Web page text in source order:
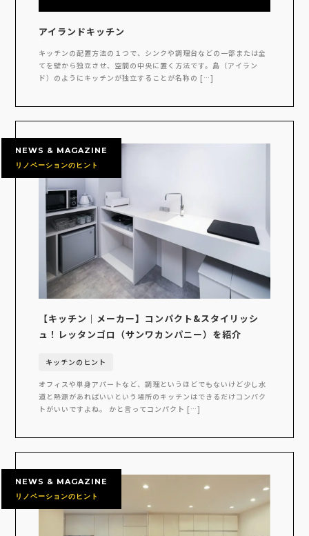
アイランドキッチン
キッチンの配置方法の１つで、シンクや調理台などの一部または全
てを壁から独立させ、空間の中央に置く方法です。島（アイラン
ド）のようにキッチンが独立することが名称の […]
NEWS & MAGAZINE
リノベーションのヒント
【キッチン｜メーカー】コンパクト&スタイリッシ
ュ！レッタンゴロ（サンワカンパニー）を紹介
キッチンのヒント
オフィスや単身アパートなど、調理というほどでもないけど少し水
道と熱源があればいいという場所のキッチンはできるだけコンパク
トがいいですよね。 かと言ってコンパクト […]
NEWS & MAGAZINE
リノベーションのヒント